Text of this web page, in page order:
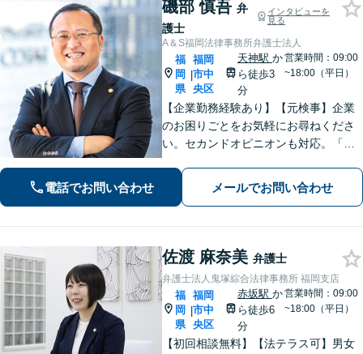
磯部 慎吾 弁
護士
インタビューを
見る
A＆S福岡法律事務所弁護士法人
福
岡
県
|
福岡
市中
央区
天神駅 か
ら徒歩3
分
営業時間：09:00
~18:00（平日）
【企業勤務経験あり】【元検事】企業
のお困りごとをお気軽にお尋ねくださ
い。セカンドオピニオンも対応。「企
「社内調査」「刑事事件対応」も得意
とし、ビジネスと個人を全力で守りま
電話でお問い合わせ メールでお問い合わせ
佐渡 麻奈美 弁護士
弁護士法人鬼塚綜合法律事務所 福岡支店
福
岡
県
|
福岡
市中
央区
赤坂駅 か
ら徒歩6
分
営業時間：09:00
~18:00（平日）
【初回相談無料】【法テラス可】男女